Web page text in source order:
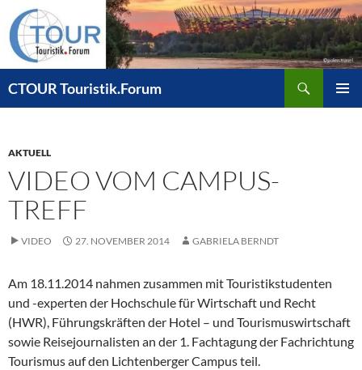
Zum
Inhalt
springen
CTOUR Touristik.Forum
AKTUELL
VIDEO VOM CAMPUS-
TREFF
VIDEO 27. NOVEMBER 2014 GABRIELA BERNDT
Am 18.11.2014 nahmen zusammen mit Touristikstudenten
und -experten der Hochschule für Wirtschaft und Recht
(HWR), Führungskräften der Hotel – und Tourismuswirtschaft
sowie Reisejournalisten an der 1. Fachtagung der Fachrichtung
Tourismus auf den Lichtenberger Campus teil.